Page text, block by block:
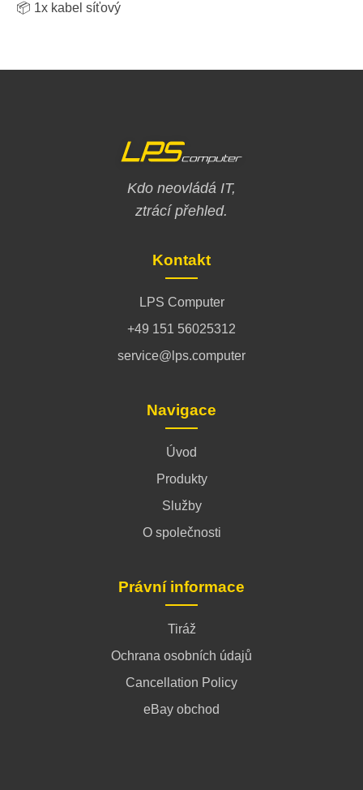
📦 1x kabel síťový
Kdo neovládá IT,
ztrácí přehled.
Kontakt
LPS Computer
+49 151 56025312
service@lps.computer
Navigace
Úvod
Produkty
Služby
O společnosti
Právní informace
Tiráž
Ochrana osobních údajů
Cancellation Policy
eBay obchod